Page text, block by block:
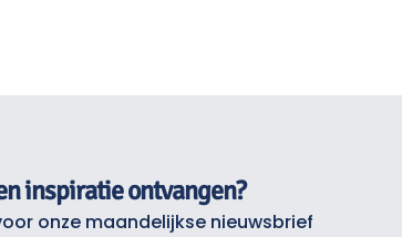
inspiratie ontvangen?
onze maandelijkse nieuwsbrief